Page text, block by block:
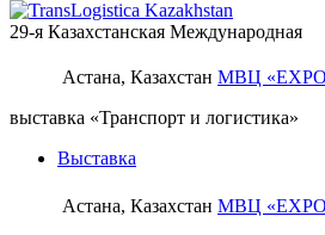
Астана, Казахстан МВЦ
29-я Казахстанская Международная
выставка «Транспорт и логистика»
Астана, Казахстан МВЦ
Выставка